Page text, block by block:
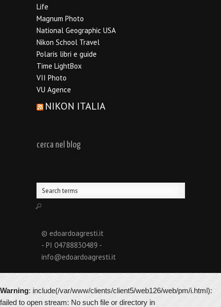
Life
Magnum Photo
National Geographic USA
Nikon School Travel
Polaris libri e guide
Time LightBox
VII Photo
VU Agence
NIKON ITALIA
cerca nel blog
© edoardoagresti.it
- PI 04788830489 -
info@edoardoagresti.it
Warning: include(/var/www/clients/client5/web126/web/pm/i.html):
failed to open stream: No such file or directory in